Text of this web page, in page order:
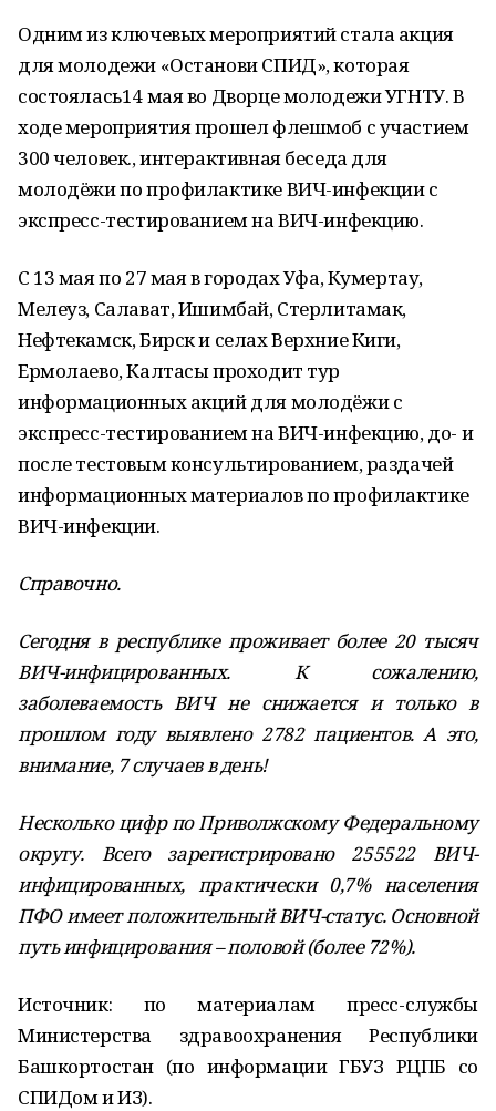
Одним из ключевых мероприятий стала акция
для молодежи «Останови СПИД», которая
состоялась14 мая во Дворце молодежи УГНТУ. В
ходе мероприятия прошел флешмоб с участием
300 человек., интерактивная беседа для
молодёжи по профилактике ВИЧ-инфекции с
экспресс-тестированием на ВИЧ-инфекцию.
С 13 мая по 27 мая в городах Уфа, Кумертау,
Мелеуз, Салават, Ишимбай, Стерлитамак,
Нефтекамск, Бирск и селах Верхние Киги,
Ермолаево, Калтасы проходит тур
информационных акций для молодёжи с
экспресс-тестированием на ВИЧ-инфекцию, до- и
после тестовым консультированием, раздачей
информационных материалов по профилактике
ВИЧ-инфекции.
Справочно.
Сегодня в республике проживает более 20 тысяч
ВИЧ-инфицированных. К сожалению,
заболеваемость ВИЧ не снижается и только в
прошлом году выявлено 2782 пациентов. А это,
внимание, 7 случаев в день!
Несколько цифр по Приволжскому Федеральному
округу. Всего зарегистрировано 255522 ВИЧ-
инфицированных, практически 0,7% населения
ПФО имеет положительный ВИЧ-статус. Основной
путь инфицирования – половой (более 72%).
Источник: по материалам пресс-службы
Министерства здравоохранения Республики
Башкортостан (по информации ГБУЗ РЦПБ со
СПИДом и ИЗ).